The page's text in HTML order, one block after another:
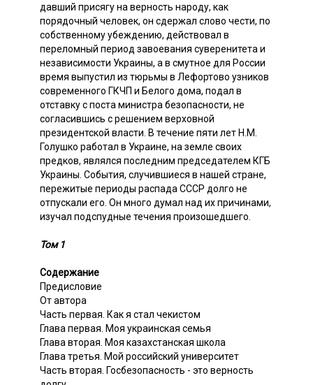
давший присягу на верность народу, как
порядочный человек, он сдержал слово чести, по
собственному убеждению, действовал в
переломный период завоевания суверенитета и
независимости Украины, а в смутное для России
время выпустил из тюрьмы в Лефортово узников
современного ГКЧП и Белого дома, подал в
отставку с поста министра безопасности, не
согласившись с решением верховной
президентской власти. В течение пяти лет Н.М.
Голушко работал в Украине, на земле своих
предков, являлся последним председателем КГБ
Украины. События, случившиеся в нашей стране,
пережитые периоды распада СССР долго не
отпускали его. Он много думал над их причинами,
изучал подспудные течения произошедшего.
Том 1
Содержание
Предисловие
От автора
Часть первая. Как я стал чекистом
Глава первая. Моя украинская семья
Глава вторая. Моя казахстанская школа
Глава третья. Мой российский университет
Часть вторая. Госбезопасность - это верность